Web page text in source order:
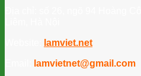
lamviet.net
lamvietnet@gmail.com